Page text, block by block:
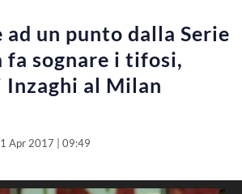
ad un punto dalla Serie
fa sognare i tifosi,
al Milan
Apr 2017 | 09:49